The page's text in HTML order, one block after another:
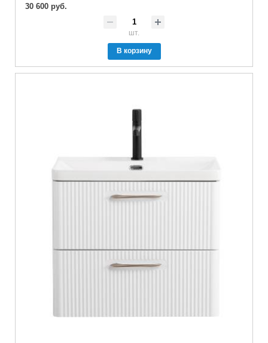
30 600 руб.
шт.
В корзину